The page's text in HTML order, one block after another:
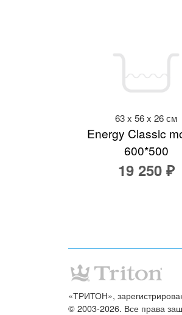
63 x 56 x 26 см
Energy Classic
600*500
19 250 ₽
«ТРИТОН»,
© 2003-2026. Все права